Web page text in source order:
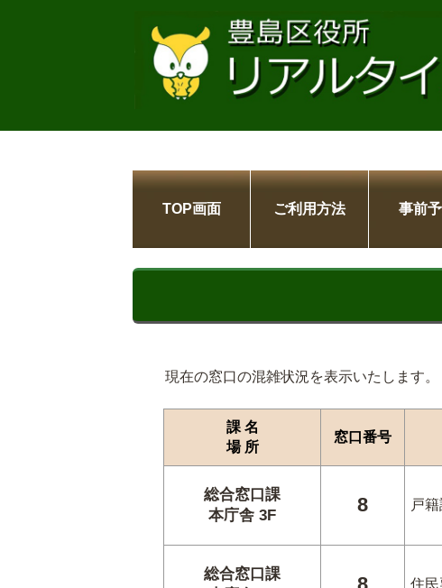
TOP画面 ご利用方法 事前
現在の窓口の混雑状況を表示いたします。
課 名
場 所
窓口番号
総合窓口課
本庁舎 3F
8 戸
総合窓口課
住